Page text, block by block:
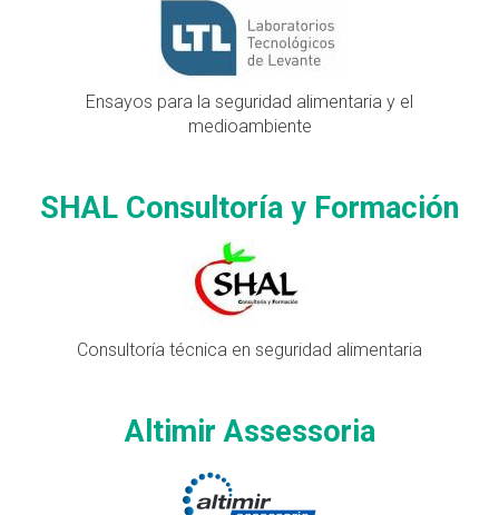
Ensayos para la seguridad alimentaria y el
medioambiente
SHAL Consultoría y Formación
Consultoría técnica en seguridad alimentaria
Altimir Assessoria